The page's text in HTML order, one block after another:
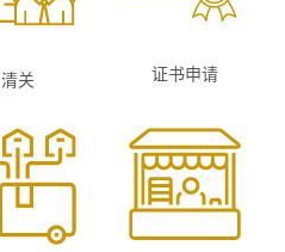
清关 证书申请